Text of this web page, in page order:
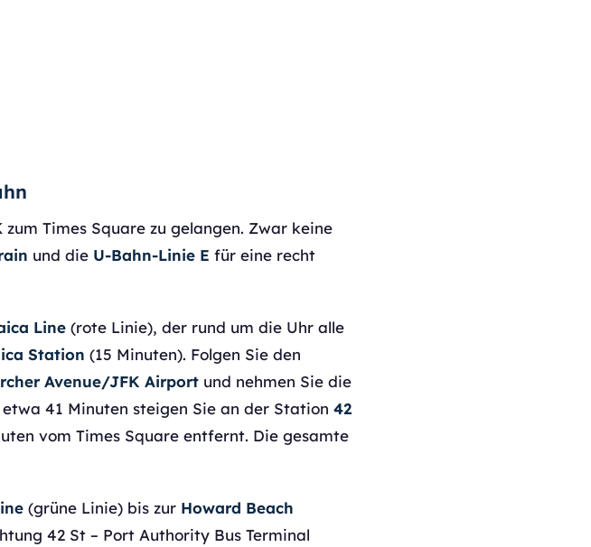
Times Square zu gelangen. Zwar keine
und die U-Bahn-Linie E für eine recht
Line (rote Linie), der rund um die Uhr alle
Station (15 Minuten). Folgen Sie den
Avenue/JFK Airport und nehmen Sie die
41 Minuten steigen Sie an der Station 42
vom Times Square entfernt. Die gesamte
(grüne Linie) bis zur Howard Beach
42 St – Port Authority Bus Terminal